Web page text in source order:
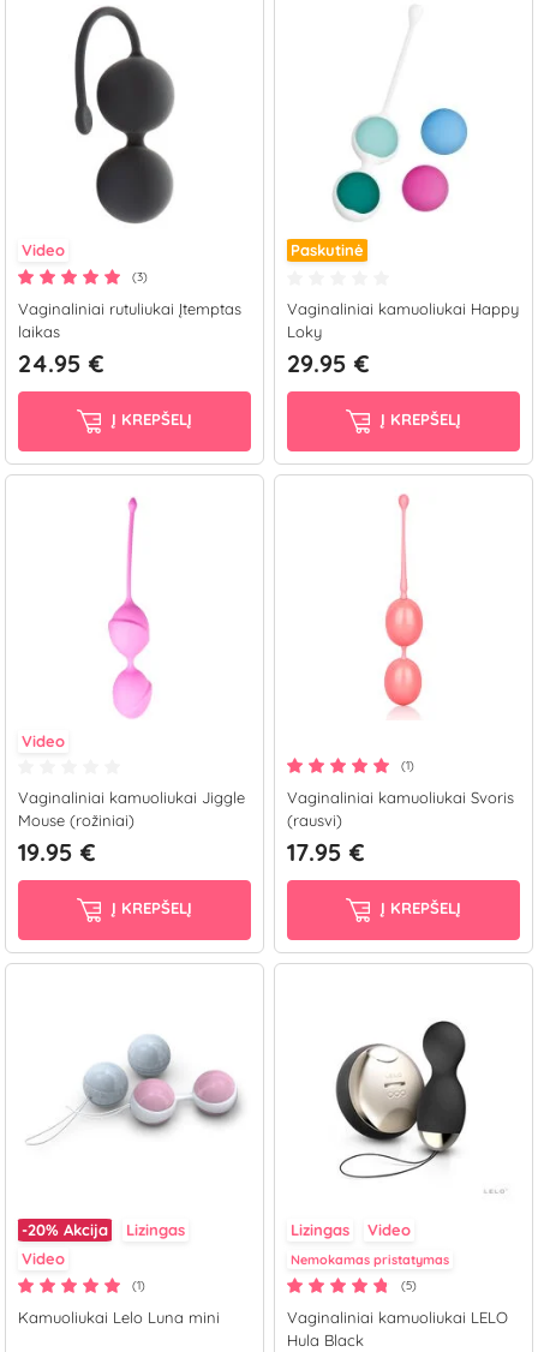
Video
(3)
Vaginaliniai rutuliukai Įtemptas
laikas
24.95 €
Į KREPŠELĮ
Paskutinė
Vaginaliniai kamuoliukai Happy
Loky
29.95 €
Į KREPŠELĮ
Video
Vaginaliniai kamuoliukai Jiggle
Mouse (rožiniai)
19.95 €
Į KREPŠELĮ
(1)
Vaginaliniai kamuoliukai Svoris
(rausvi)
17.95 €
Į KREPŠELĮ
-20% Akcija
Lizingas
Video
(1)
Kamuoliukai Lelo Luna mini
Lizingas Video
Nemokamas pristatymas
(5)
Vaginaliniai kamuoliukai LELO
Hula Black